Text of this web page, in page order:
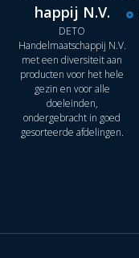
happij N.V.
DETO
Handelmaatschappij N.V.
met een diversiteit aan
producten voor het hele
gezin en voor alle
doeleinden,
ondergebracht in goed
gesorteerde afdelingen.